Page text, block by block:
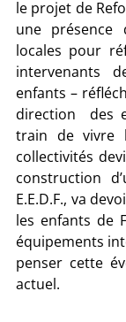
le projet de
une présence
locales pour
intervenants
enfants –
direction des
train de vivre
collectivités
construction
E.E.D.F., va
les enfants de
équipements
penser cette
actuel.